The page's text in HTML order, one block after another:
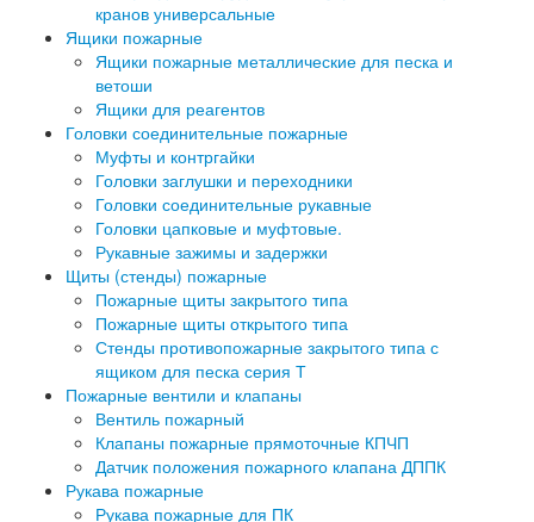
кранов универсальные
Ящики пожарные
Ящики пожарные металлические для песка и
ветоши
Ящики для реагентов
Головки соединительные пожарные
Муфты и контргайки
Головки заглушки и переходники
Головки соединительные рукавные
Головки цапковые и муфтовые.
Рукавные зажимы и задержки
Щиты (стенды) пожарные
Пожарные щиты закрытого типа
Пожарные щиты открытого типа
Стенды противопожарные закрытого типа с
ящиком для песка серия Т
Пожарные вентили и клапаны
Вентиль пожарный
Клапаны пожарные прямоточные КПЧП
Датчик положения пожарного клапана ДППК
Рукава пожарные
Рукава пожарные для ПК